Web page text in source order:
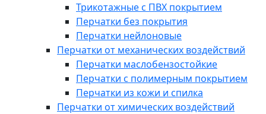
Трикотажные с ПВХ покрытием
Перчатки без покрытия
Перчатки нейлоновые
Перчатки от механических воздействий
Перчатки маслобензостойкие
Перчатки с полимерным покрытием
Перчатки из кожи и спилка
Перчатки от химических воздействий